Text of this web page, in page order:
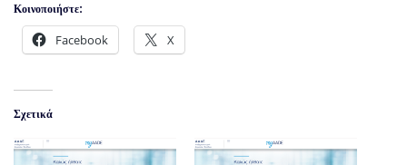
Κοινοποιήστε:
Facebook X
Σχετικά